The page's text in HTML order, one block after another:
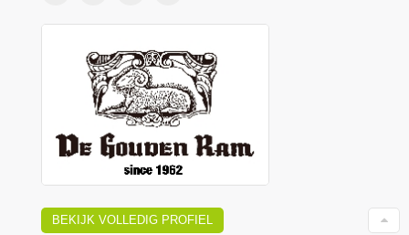
BEKIJK VOLLEDIG PROFIEL